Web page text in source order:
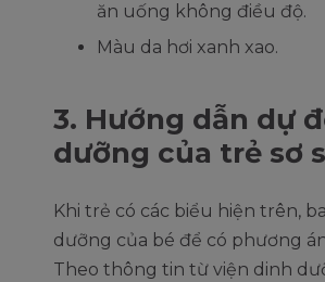
ăn uống không điều độ.
Màu da hơi xanh xao.
3. Hướng dẫn dự
dưỡng của trẻ sơ
Khi trẻ có các biểu hiện trên,
dưỡng của bé để có phương
Theo thông tin từ viện dinh